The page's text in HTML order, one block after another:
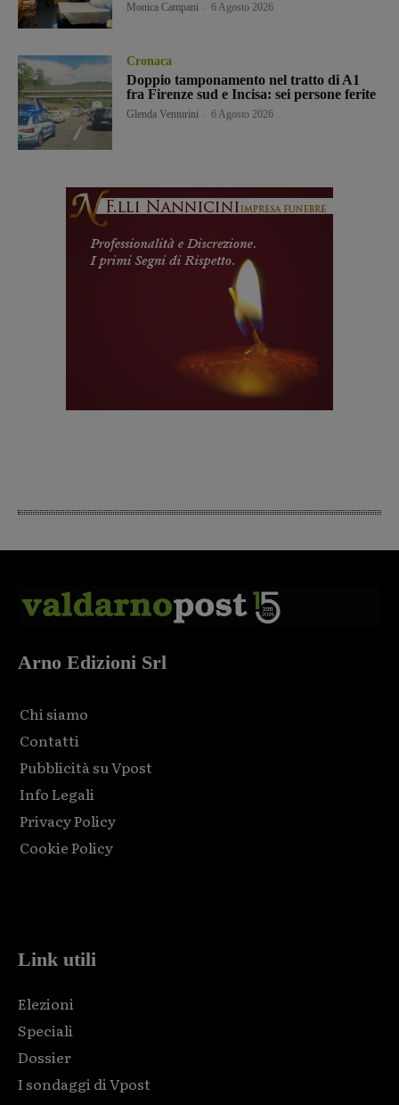
Monica Campani 6 Agosto 2026
Cronaca
Doppio tamponamento nel tratto di A1
fra Firenze sud e Incisa: sei persone ferite
Glenda Venturini 6 Agosto 2026
Arno Edizioni Srl
Chi siamo
Contatti
Pubblicità su Vpost
Info Legali
Privacy Policy
Cookie Policy
Link utili
Elezioni
Speciali
Dossier
I sondaggi di Vpost